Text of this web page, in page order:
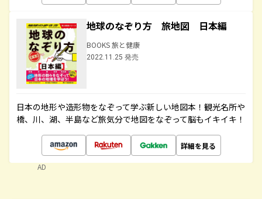
地球のなぞり方 旅地図 日本編
BOOKS 旅と健康
2022.11.25 発売
日本の地形や造形物をなぞって学ぶ新しい地図本！観光名所や
橋、川、湖、半島など旅気分で地図をなぞって脳もイキイキ！
詳細を見る
AD